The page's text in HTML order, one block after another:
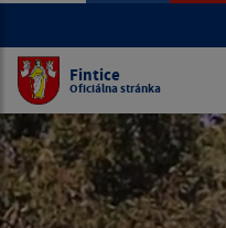
Fintice
Oficiálna stránka